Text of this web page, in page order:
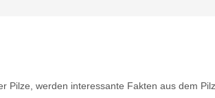
Pilze, werden interessante Fakten aus dem